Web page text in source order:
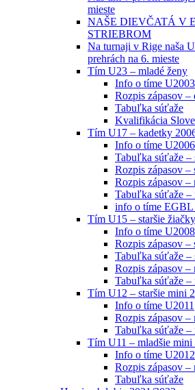
mieste
NAŠE DIEVČATÁ V
STRIEBROM
Na turnaji v Rige naša
prehrách na 6. mieste
Tím U23 – mladé ženy
Info o tíme U2003
Rozpis zápasov
Tabuľka súťaže
Kvalifikácia
Tím U17 – kadetky
Info o tíme U2006
Tabuľka súťaže –
Rozpis zápasov –
Rozpis zápasov –
Tabuľka súťaže –
info o tíme
Tím U15 – staršie
Info o tíme U2008
Rozpis zápasov –
Tabuľka súťaže –
Rozpis zápasov –
Tabuľka súťaže –
Tím U12 – staršie mini
Info o tíme U2011
Rozpis zápasov –
Tabuľka súťaže –
Tím U11 – mladšie mini
Info o tíme U2012
Rozpis zápasov –
Tabuľka súťaže